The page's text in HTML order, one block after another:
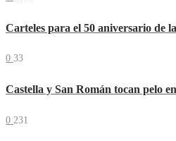
Carteles para el 50 aniversario de
0 33
Castella y San Román tocan pelo
0 231